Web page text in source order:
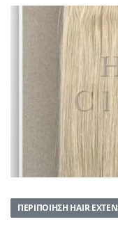
ΠΕΡΙΠΟΊΗΣΗ HAIR